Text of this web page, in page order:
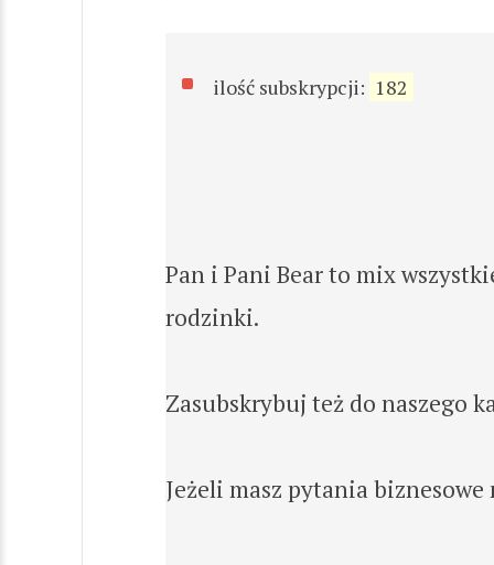
ilość subskrypcji: 182
Pan i Pani Bear to mix
rodzinki.
Zasubskrybuj też do naszego
Jeżeli masz pytania